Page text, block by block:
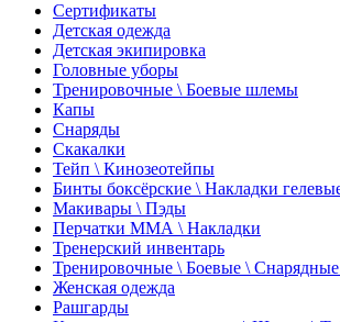
Сертификаты
Детская одежда
Детская экипировка
Головные уборы
Тренировочные \ Боевые шлемы
Капы
Снаряды
Скакалки
Тейп \ Кинозеотейпы
Бинты боксёрские \ Накладки
Макивары \ Пэды
Перчатки ММА \ Накладки
Тренерский инвентарь
Тренировочные \ Боевые \ Снарядные
Женская одежда
Рашгарды